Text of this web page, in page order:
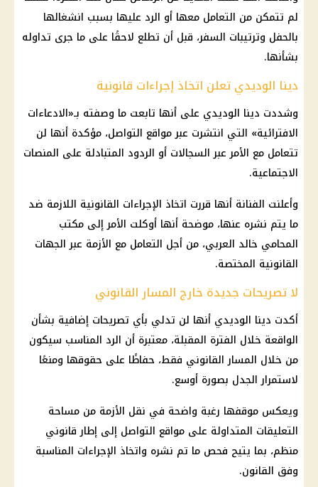
لم تتمكن من التعامل معها أو الرد عليها بسبب انشغالها
بالحفل وترتيبات السفر، قبل أن تطلع لاحقًا على ما جرى تداوله
بشأنها.
دينا الوديدي تعلن اتخاذ إجراءات قانونية
وشددت دينا الوديدي على أنها تابعت ما وصفته بـ«الادعاءات
الافترائية» التي انتشرت عبر مواقع التواصل، مؤكدة أنها لن
تتعامل مع الأمر عبر السجالات أو الردود المتبادلة على المنصات
الاجتماعية.
وأعلنت الفنانة أنها قررت اتخاذ الإجراءات القانونية اللازمة ضد
ما يتم نشره عنها، موضحة أنها أوكلت الأمر إلى مكتب
المحامي خالد العربي، من أجل التعامل مع الأزمة عبر الجهات
القانونية المختصة.
لا تصريحات جديدة خارج المسار القانوني
أكدت دينا الوديدي أنها لن تدلي بأي تصريحات إضافية بشأن
الواقعة خلال الفترة المقبلة، معتبرة أن الرد المناسب سيكون
من خلال المسار القانوني فقط، حفاظًا على حقوقها ومنعًا
لاستمرار الجدل بصورة أوسع.
ويعكس موقفها رغبة واضحة في نقل الأزمة من مساحة
التعليقات المتداولة على مواقع التواصل إلى إطار قانوني
منظم، بما يتيح فحص ما تم نشره واتخاذ الإجراءات المناسبة
وفق القانون.